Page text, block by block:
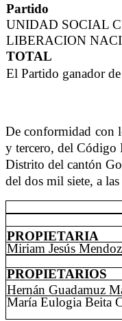
Partido
UNIDAD SOCIAL
LIBERACION
TOTAL
El Partido ganador
De conformidad con
y tercero, del Código
Distrito del cantón
del dos mil siete, a
PROPIETARIA
Miriam Jesús
PROPIETARIOS
Hernán Guadamuz
María Eulogia Beita